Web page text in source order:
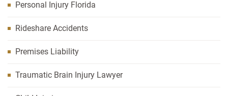
Personal Injury Florida
Rideshare Accidents
Premises Liability
Traumatic Brain Injury Lawyer